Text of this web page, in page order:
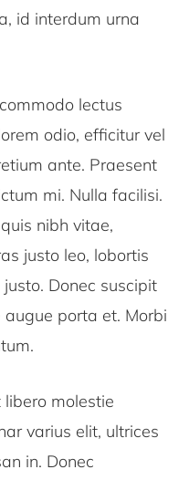
id interdum urna
lectus
odio, efficitur vel
ante. Praesent
mi. Nulla facilisi.
nibh vitae,
justo leo, lobortis
Donec suscipit
porta et. Morbi
molestie
varius elit, ultrices
in. Donec